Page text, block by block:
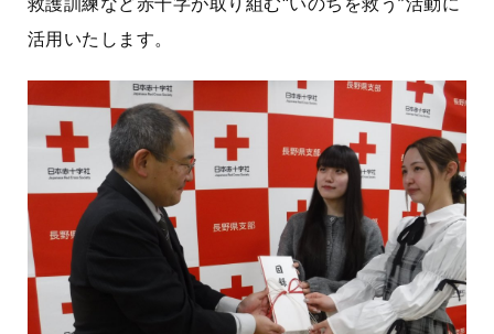
活用いたします。